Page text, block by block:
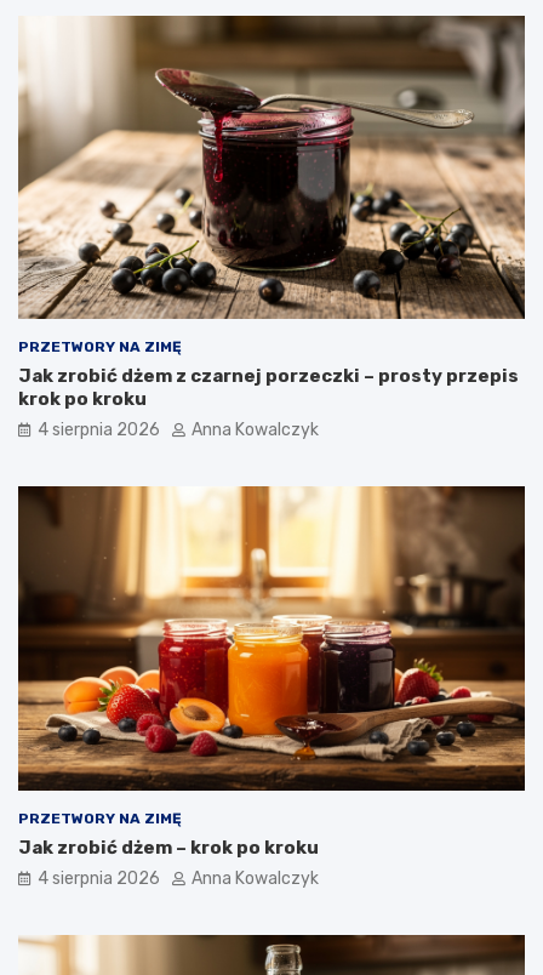
PRZETWORY NA ZIMĘ
Jak zrobić dżem z czarnej porzeczki – prosty przepis
krok po kroku
4 sierpnia 2026 Anna Kowalczyk
PRZETWORY NA ZIMĘ
Jak zrobić dżem – krok po kroku
4 sierpnia 2026 Anna Kowalczyk